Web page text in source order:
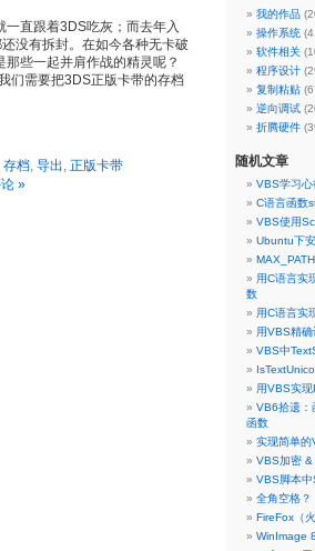
直跟着3DS吃灰；而去年入
没有拆封。在如今各种无卡破
些一起并肩作战的精灵呢？
们需要把3DS正版卡带的存档
存档, 导出, 正版卡带
»
我的作品
操作系统
软件相关
程序设计
复制粘贴
逆向调试
折腾硬件
随机文章
VBS学习心
C语言函数
VBS使用
Ubuntu下
用C语言实
数
用C语言实
用VBS精
VBS中
用VBS实
VB6拾遗：
函数
实现简单的
VBS加密
VBS脚本中
全角空格？
FireFox（
WinImage